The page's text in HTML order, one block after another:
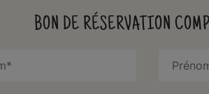
BON DE RÉSERVATION